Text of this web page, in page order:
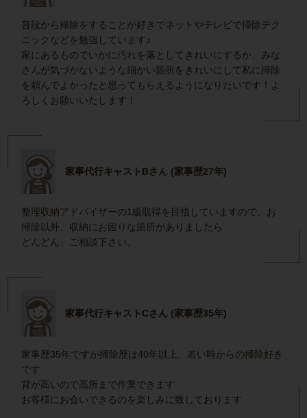
普段から掃除をすることが好きでネットやテレビで掃除テク
ニックなどを勉強しています♪
家にあるものでいかに汚れを落としてきれいにするか、みな
さんが気づかないような細かい箇所をきれいにして私に掃除
を頼んでよかったと思ってもらえるようになりたいです！よ
ろしくお願いいたします！
家事代行キャストBさん (家事歴27年)
整理収納アドバイザーの1級取得を目指していますので、お
掃除以外、収納にお困りな箇所がありましたら
どんどん、ご相談下さい。
家事代行キャストCさん (家事歴35年)
家事歴35年ですが掃除歴は40年以上、若い時からの掃除好き
です
背が高いので高所まで作業できます
お客様にお会いできるのを楽しみに致しております